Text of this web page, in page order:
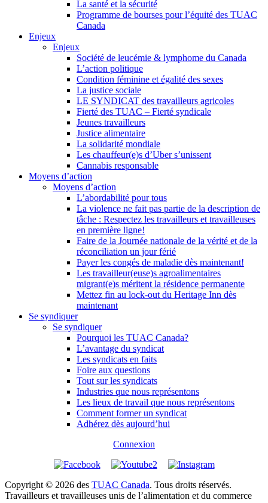
La santé et la sécurité
Programme de bourses pour l’équité des TUAC
Canada
Enjeux
Enjeux
Société de leucémie & lymphome du Canada
L’action politique
Condition féminine et égalité des sexes
La justice sociale
LE SYNDICAT des travailleurs agricoles
Fierté des TUAC – Fierté syndicale
Jeunes travailleurs
Justice alimentaire
La solidarité mondiale
Les chauffeur(e)s d’Uber s’unissent
Cannabis responsable
Moyens d’action
Moyens d’action
L’abordabilité pour tous
La violence ne fait pas partie de la description de
tâche : Respectez les travailleurs et travailleuses
en première ligne!
Faire de la Journée nationale de la vérité et de la
réconciliation un jour férié
Payer les congés de maladie dès maintenant!
Les travailleur(euse)s agroalimentaires
migrant(e)s méritent la résidence permanente
Mettez fin au lock-out du Heritage Inn dès
maintenant
Se syndiquer
Se syndiquer
Pourquoi les TUAC Canada?
L’avantage du syndicat
Les syndicats en faits
Foire aux questions
Tout sur les syndicats
Industries que nous représentons
Les lieux de travail que nous représentons
Comment former un syndicat
Adhérez dès aujourd’hui
Connexion
Copyright © 2026 des TUAC Canada. Tous droits réservés.
Travailleurs et travailleuses unis de l’alimentation et du commerce